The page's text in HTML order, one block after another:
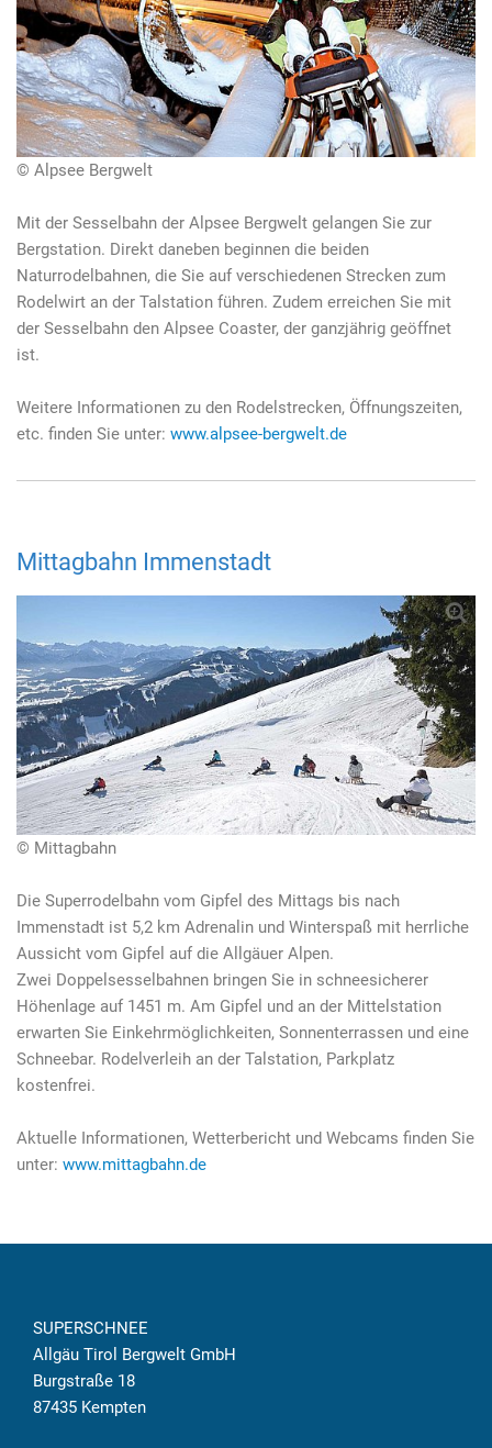
© Alpsee Bergwelt
Mit der Sesselbahn der Alpsee Bergwelt gelangen Sie zur
Bergstation. Direkt daneben beginnen die beiden
Naturrodelbahnen, die Sie auf verschiedenen Strecken zum
Rodelwirt an der Talstation führen. Zudem erreichen Sie mit
der Sesselbahn den Alpsee Coaster, der ganzjährig geöffnet
ist.
Weitere Informationen zu den Rodelstrecken, Öffnungszeiten,
etc. finden Sie unter: www.alpsee-bergwelt.de
Mittagbahn Immenstadt
© Mittagbahn
Die Superrodelbahn vom Gipfel des Mittags bis nach
Immenstadt ist 5,2 km Adrenalin und Winterspaß mit herrliche
Aussicht vom Gipfel auf die Allgäuer Alpen.
Zwei Doppelsesselbahnen bringen Sie in schneesicherer
Höhenlage auf 1451 m. Am Gipfel und an der Mittelstation
erwarten Sie Einkehrmöglichkeiten, Sonnenterrassen und eine
Schneebar. Rodelverleih an der Talstation, Parkplatz
kostenfrei.
Aktuelle Informationen, Wetterbericht und Webcams finden Sie
unter: www.mittagbahn.de
SUPERSCHNEE
Allgäu Tirol Bergwelt GmbH
Burgstraße 18
87435 Kempten